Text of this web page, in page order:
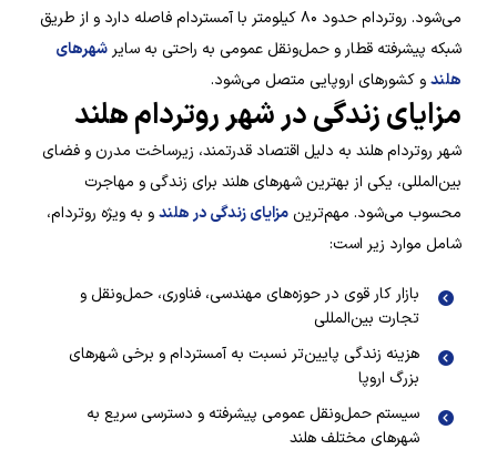
می‌شود. روتردام حدود ۸۰ کیلومتر با آمستردام فاصله دارد و از طریق
شبکه پیشرفته قطار و حمل‌ونقل عمومی به راحتی به سایرشهرهای
هلندو کشورهای اروپایی متصل می‌شود.
مزایای زندگی در شهر روتردام هلند
شهر روتردام هلند به دلیل اقتصاد قدرتمند، زیرساخت مدرن و فضای
بین‌المللی، یکی از بهترین شهرهای هلند برای زندگی و مهاجرت
محسوب می‌شود. مهم‌ترینمزایای زندگی در هلندو به ویژه روتردام،
شامل موارد زیر است:
بازار کار قوی در حوزه‌های مهندسی، فناوری، حمل‌ونقل و
تجارت بین‌المللی
هزینه زندگی پایین‌تر نسبت به آمستردام و برخی شهرهای
بزرگ اروپا
سیستم حمل‌ونقل عمومی پیشرفته و دسترسی سریع به
شهرهای مختلف هلند